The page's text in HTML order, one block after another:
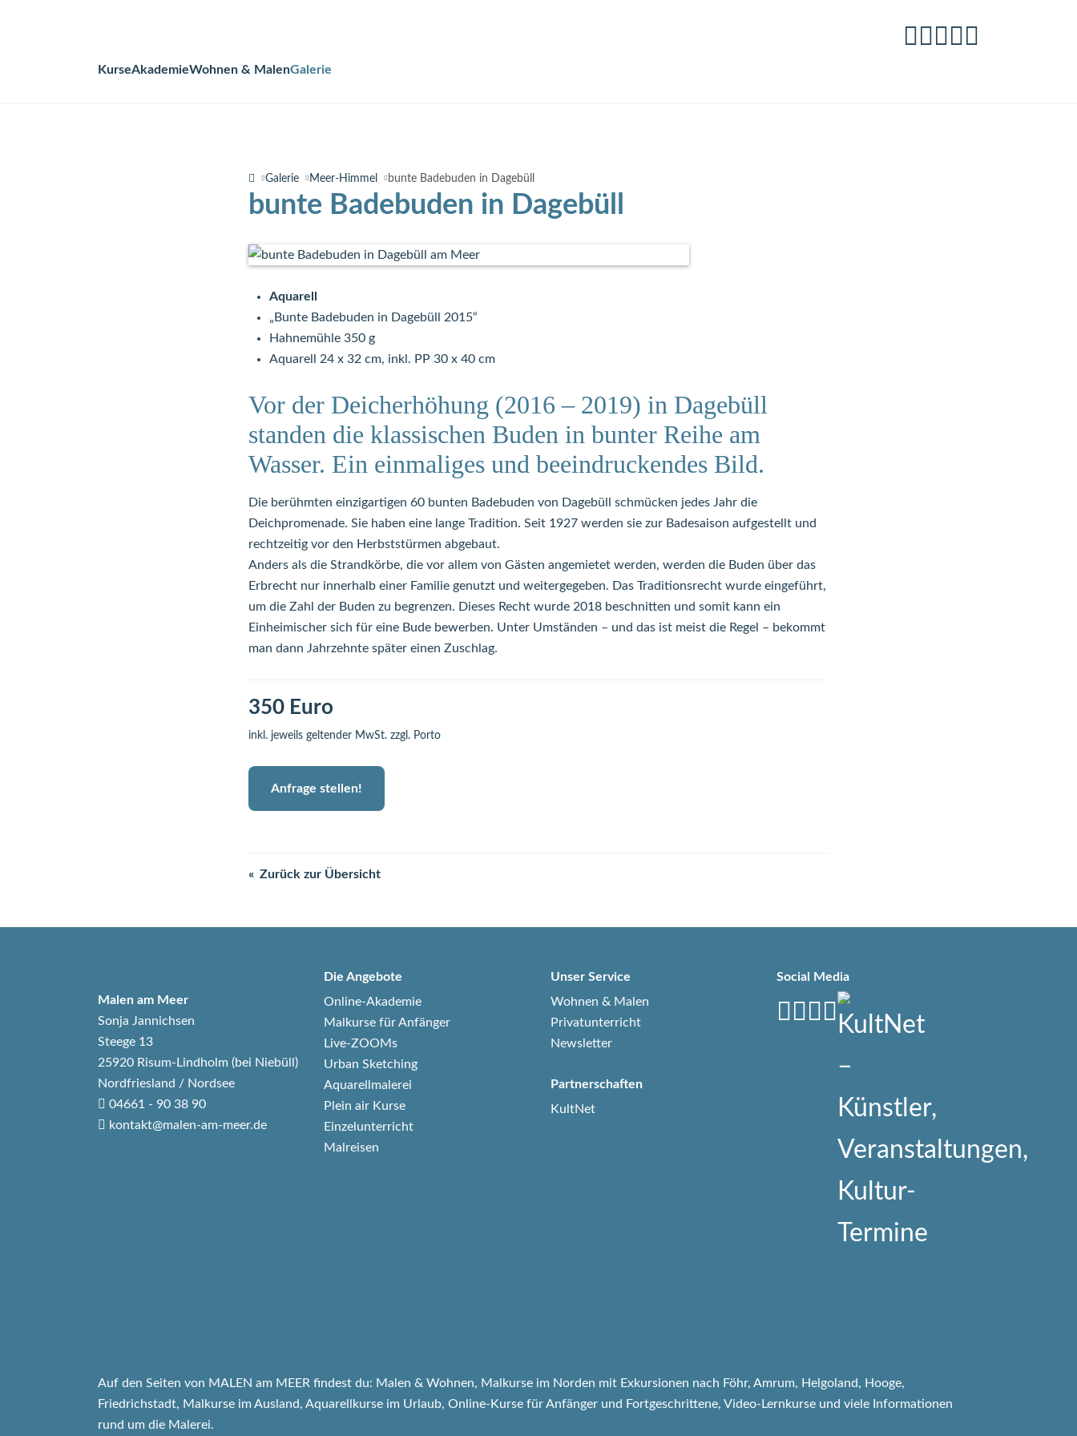
Navigation
KurseAkademieWohnen & MalenGalerie
Galerie Meer-Himmel bunte Badebuden in Dagebüll
bunte Badebuden in Dagebüll
Aquarell
„Bunte Badebuden in Dagebüll 2015“
Hahnemühle 350 g
Aquarell 24 x 32 cm, inkl. PP 30 x 40 cm
Vor der Deicherhöhung (2016 – 2019) in Dagebüll
standen die klassischen Buden in bunter Reihe am
Wasser. Ein einmaliges und beeindruckendes Bild.
Die berühmten einzigartigen 60 bunten Badebuden von Dagebüll schmücken jedes Jahr die
Deichpromenade. Sie haben eine lange Tradition. Seit 1927 werden sie zur Badesaison aufgestellt und
rechtzeitig vor den Herbststürmen abgebaut.
Anders als die Strandkörbe, die vor allem von Gästen angemietet werden, werden die Buden über das
Erbrecht nur innerhalb einer Familie genutzt und weitergegeben. Das Traditionsrecht wurde eingeführt,
um die Zahl der Buden zu begrenzen. Dieses Recht wurde 2018 beschnitten und somit kann ein
Einheimischer sich für eine Bude bewerben. Unter Umständen – und das ist meist die Regel – bekommt
man dann Jahrzehnte später einen Zuschlag.
350 Euro
inkl. jeweils geltender MwSt. zzgl. Porto
Anfrage stellen!
Zurück zur Übersicht
Malen am Meer
Sonja Jannichsen
Steege 13
25920 Risum-Lindholm (bei Niebüll)
Nordfriesland / Nordsee
04661 - 90 38 90
kontakt@malen-am-meer.de
Die Angebote
Online-Akademie
Malkurse für Anfänger
Live-ZOOMs
Urban Sketching
Aquarellmalerei
Plein air Kurse
Einzelunterricht
Malreisen
Unser Service
Wohnen & Malen
Privatunterricht
Newsletter
Partnerschaften
KultNet
Social Media
Auf den Seiten von MALEN am MEER findest du: Malen & Wohnen, Malkurse im Norden mit Exkursionen nach Föhr, Amrum, Helgoland, Hooge,
Friedrichstadt, Malkurse im Ausland, Aquarellkurse im Urlaub, Online-Kurse für Anfänger und Fortgeschrittene, Video-Lernkurse und viele Informationen
rund um die Malerei.